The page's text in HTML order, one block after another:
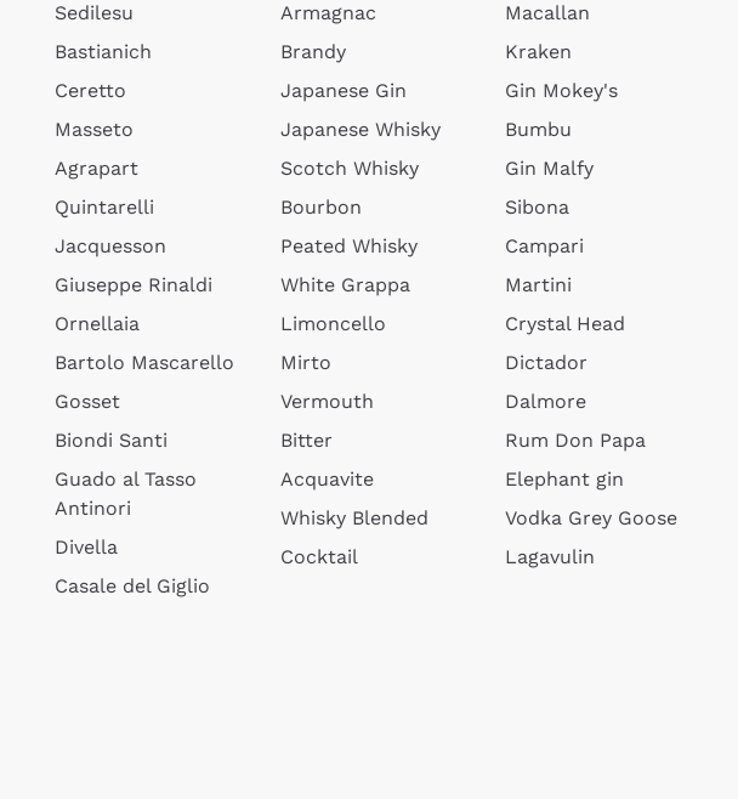
Sedilesu
Bastianich
Ceretto
Masseto
Agrapart
Quintarelli
Jacquesson
Giuseppe Rinaldi
Ornellaia
Bartolo Mascarello
Gosset
Biondi Santi
Guado al Tasso
Antinori
Divella
Casale del Giglio
Armagnac
Brandy
Japanese Gin
Japanese Whisky
Scotch Whisky
Bourbon
Peated Whisky
White Grappa
Limoncello
Mirto
Vermouth
Bitter
Acquavite
Whisky Blended
Cocktail
Macallan
Kraken
Gin Mokey's
Bumbu
Gin Malfy
Sibona
Campari
Martini
Crystal Head
Dictador
Dalmore
Rum Don Papa
Elephant gin
Vodka Grey Goose
Lagavulin